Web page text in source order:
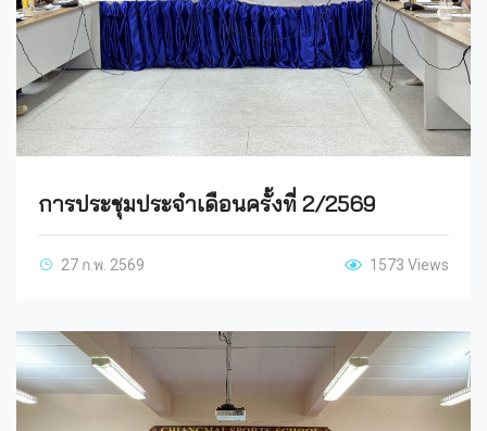
การประชุมประจำเดือนครั้งที่ 2/2569
27 ก.พ. 2569 1573 Views